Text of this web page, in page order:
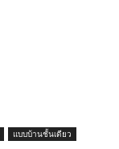
แบบบ้านชั้นเดียว